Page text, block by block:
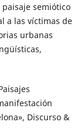
semiótico
a las víctimas de
urbanas
Discurso &